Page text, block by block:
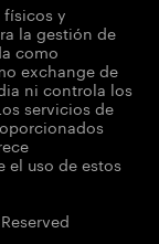
y
la gestión de
como
exchange de
ni controla los
servicios de
el uso de estos